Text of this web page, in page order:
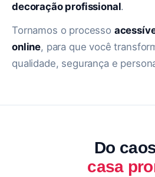
decoração profissional.
Tornamos o processo
online, para que você
qualidade, segurança e
Do
casa